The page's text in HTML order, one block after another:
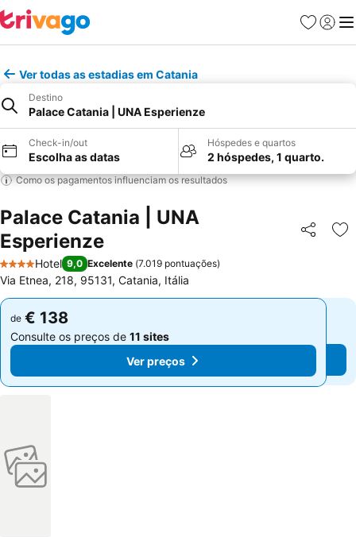
Favoritos
Iniciar
Ver todas as estadias em Catania
Destino
Palace Catania | UNA Esperienze
Check-in/out
Escolha as datas
Hóspedes e quartos
2 hóspedes, 1 quarto.
Como os pagamentos influenciam os resultados
Palace Catania | UNA
Esperienze
Partilhar
4 Estrelas
Hotel 9,0 Excelente (7.019 pontuações)
Via Etnea, 218, 95131, Catania, Itália
de € 138
Consulte os preços de 11 sites
Ver preços
de € 138
Consulte os preços de 11 sites
Ver preços